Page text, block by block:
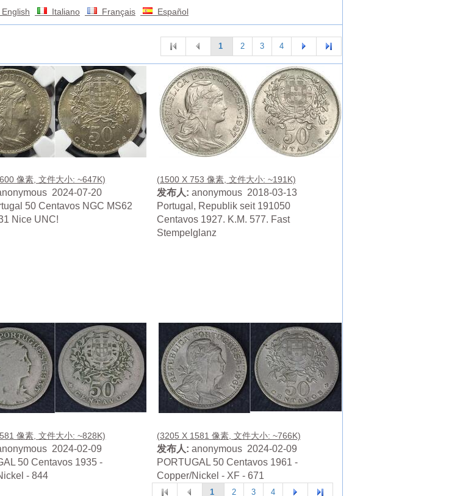
English Italiano Français Español
1 2 3 4
像素, 文件大小: ~647K)
2024-07-20
50 Centavos NGC MS62
Nice UNC!
(1500 X 753 像素, 文件大小: ~191K)
发布人: anonymous 2018-03-13
Portugal, Republik seit 191050
Centavos 1927. K.M. 577. Fast
Stempelglanz
像素, 文件大小: ~828K)
2024-02-09
50 Centavos 1935 -
- 844
(3205 X 1581 像素, 文件大小: ~766K)
发布人: anonymous 2024-02-09
PORTUGAL 50 Centavos 1961 -
Copper/Nickel - XF - 671
1 2 3 4